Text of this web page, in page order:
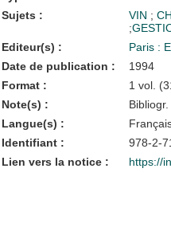
Sujets :
VIN ;
;
Editeur(s) :
Paris :
Date de publication :
1994
Format :
1 vol.
Note(s) :
Langue(s) :
Identifiant :
978-2-
Lien vers la notice :
https://